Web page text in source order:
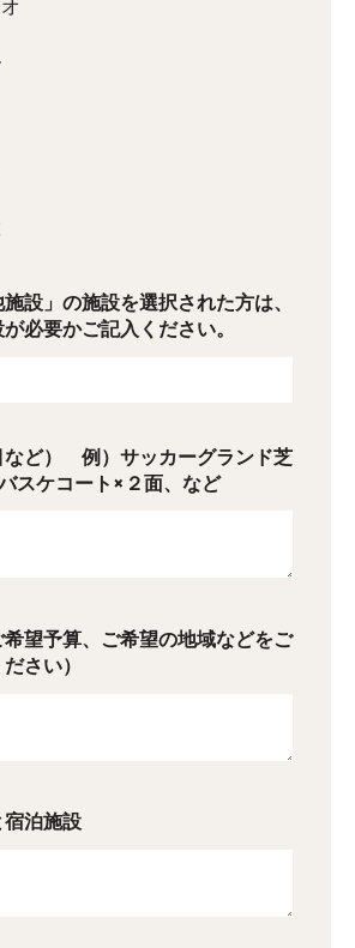
設」の施設を選択された方は、
必要かご記入ください。
など） 例）サッカーグランド芝
スケコート×２面、など
望予算、ご希望の地域などをご
さい）
泊施設